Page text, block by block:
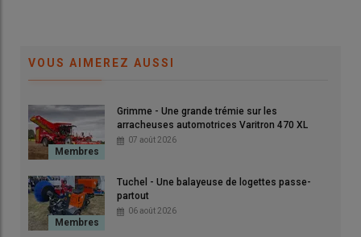
VOUS AIMEREZ AUSSI
Grimme - Une grande trémie sur les
arracheuses automotrices Varitron 470 XL
07 août 2026
Tuchel - Une balayeuse de logettes passe-
partout
06 août 2026